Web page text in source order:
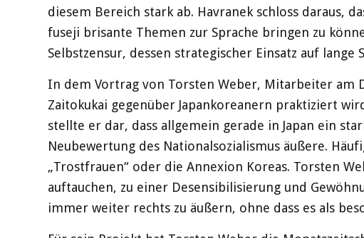
diesem Bereich stark ab. Havranek schloss daraus,
fuseji brisante Themen zur Sprache bringen zu
Selbstzensur, dessen strategischer Einsatz auf
In dem Vortrag von Torsten Weber, Mitarbeiter am
Zaitokukai gegenüber Japankoreanern praktiziert
stellte er dar, dass allgemein gerade in Japan ein
Neubewertung des Nationalsozialismus äußere.
„Trostfrauen“ oder die Annexion Koreas. Torsten
auftauchen, zu einer Desensibilisierung und
immer weiter rechts zu äußern, ohne dass es als